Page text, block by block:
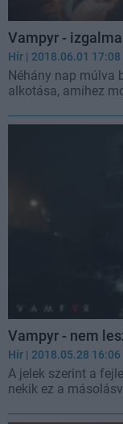
Vampyr -
Hír | 2018.06.01 17:08
Néhány nap múlva
alkotása, amihez
Vampyr - nem
Hír | 2018.05.28 16:06
A jelek szerint a
nekik ez a